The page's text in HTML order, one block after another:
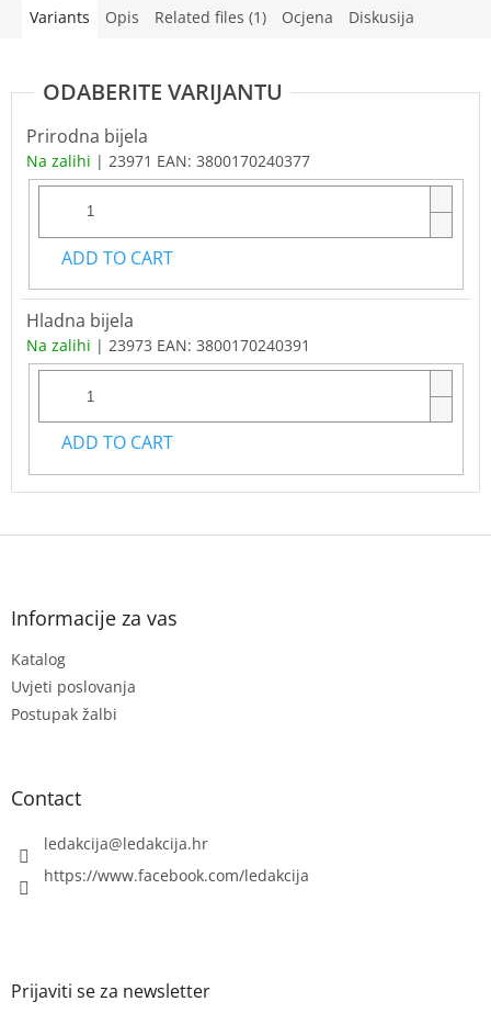
Variants Opis Related files (1) Ocjena Diskusija
Prirodna bijela
Na zalihi | 23971 EAN: 3800170240377
ADD TO CART
Hladna bijela
Na zalihi | 23973 EAN: 3800170240391
ADD TO CART
F
Informacije za vas
Katalog
Uvjeti poslovanja
Postupak žalbi
Contact
ledakcija@ledakcija.hr
https://www.facebook.com/ledakcija